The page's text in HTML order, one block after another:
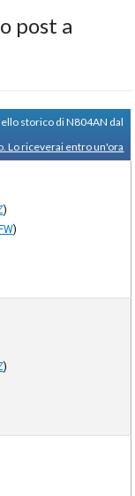
post a
storico di N804AN dal
Lo riceverai entro un'ora
)
)
)